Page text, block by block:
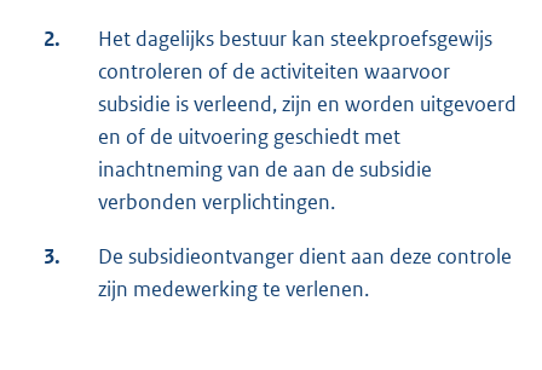
2.
Het dagelijks bestuur kan steekproefsgewijs
controleren of de activiteiten waarvoor
subsidie is verleend, zijn en worden uitgevoerd
en of de uitvoering geschiedt met
inachtneming van de aan de subsidie
verbonden verplichtingen.
3.
De subsidieontvanger dient aan deze controle
zijn medewerking te verlenen.